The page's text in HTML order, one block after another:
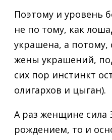
Поэтому и уровень
не по тому, как
украшена, а потому,
жены украшений,
сих пор инстинкт
олигархов и цыган).
А раз женщине сила
рождением, то и